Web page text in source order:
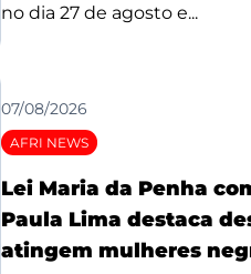
no dia 27 de agosto e...
07/08/2026
AFRI NEWS
Lei Maria da Penha
Paula Lima destaca
atingem mulheres